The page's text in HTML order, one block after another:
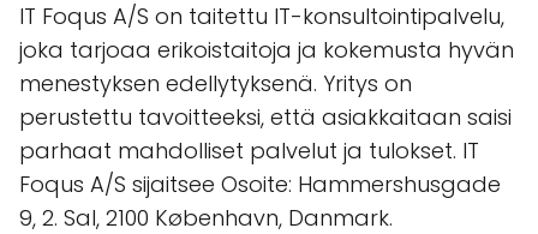
IT Foqus A/S on taitettu IT-konsultointipalvelu,
joka tarjoaa erikoistaitoja ja kokemusta hyvän
menestyksen edellytyksenä. Yritys on
perustettu tavoitteeksi, että asiakkaitaan saisi
parhaat mahdolliset palvelut ja tulokset. IT
Foqus A/S sijaitsee Osoite: Hammershusgade
9, 2. Sal, 2100 København, Danmark.